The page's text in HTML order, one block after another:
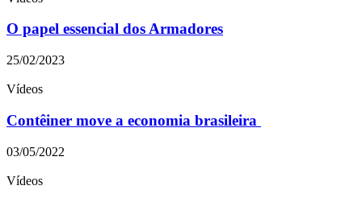
O papel essencial dos Armadores
25/02/2023
Vídeos
Contêiner move a economia brasileira
03/05/2022
Vídeos